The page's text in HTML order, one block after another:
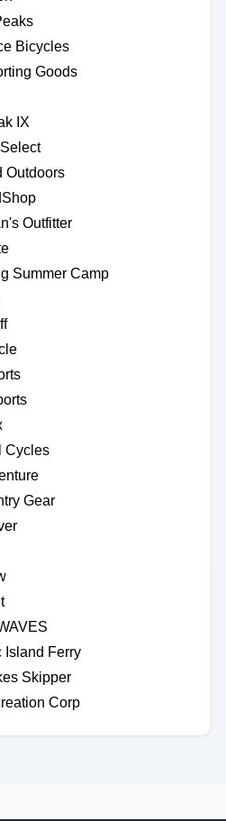
Bicycles
Goods
IX
Outdoors
Outfitter
Summer Camp
Cycles
Gear
Island Ferry
Skipper
Corp